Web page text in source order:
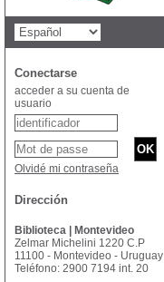
Conectarse
acceder a su cuenta de
usuario
Olvidé mi contraseña
Dirección
Biblioteca | Montevideo
Zelmar Michelini 1220 C.P
11100 - Montevideo - Uruguay
Teléfono: 2900 7194 int. 20